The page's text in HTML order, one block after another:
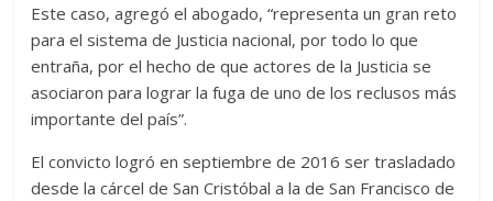
Este caso, agregó el abogado, “representa un gran reto
para el sistema de Justicia nacional, por todo lo que
entraña, por el hecho de que actores de la Justicia se
asociaron para lograr la fuga de uno de los reclusos más
importante del país”.
El convicto logró en septiembre de 2016 ser trasladado
desde la cárcel de San Cristóbal a la de San Francisco de